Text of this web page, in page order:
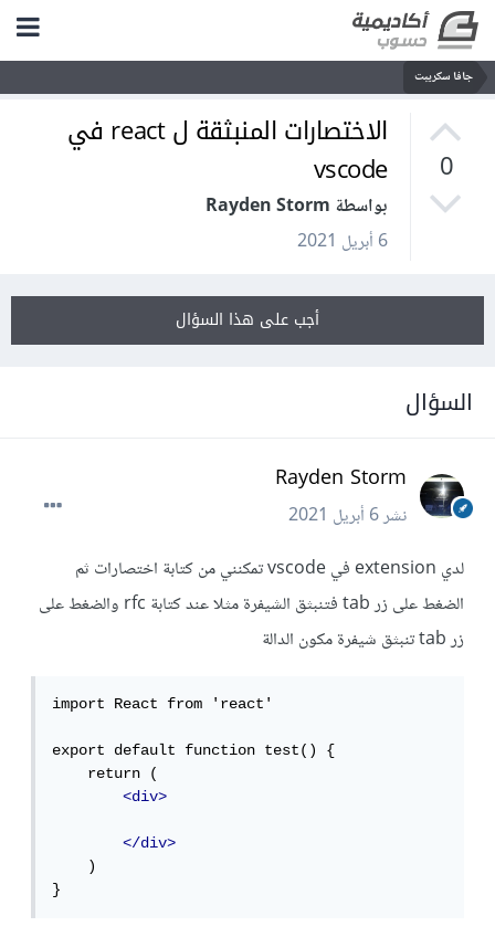
جافا سكريبت
0
الاختصارات المنبثقة ل react في
vscode
بواسطة Rayden Storm
6 أبريل 2021
أجب على هذا السؤال
السؤال
Rayden Storm
نشر6 أبريل 2021
لدي extension في vscode تمكنني من كتابة اختصارات ثم
الضغط على زر tab فتنبثق الشيفرة مثلا عند كتابة rfc والضغط على
زر tab تنبثق شيفرة مكون الدالة
import React from 'react'
export default function test() {
    return (
<div>
</div>
    )
}